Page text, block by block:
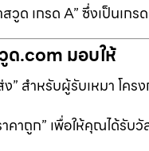
สวูด เกรด A” ซึ่งเป็น
ด.com มอบให้
” สำหรับผู้รับเหมา โค
คาถูก” เพื่อให้คุณได้รั